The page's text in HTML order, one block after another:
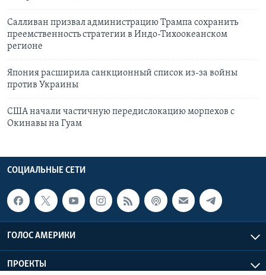
Салливан призвал администрацию Трампа сохранить
преемственность стратегии в Индо-Тихоокеанском
регионе
Япония расширила санкционный список из-за войны
против Украины
США начали частичную передислокацию морпехов с
Окинавы на Гуам
СОЦИАЛЬНЫЕ СЕТИ
ГОЛОС АМЕРИКИ
ПРОЕКТЫ